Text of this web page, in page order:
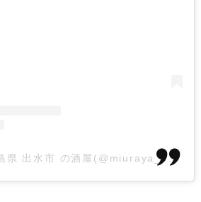
酒舗 三浦屋｜鹿児島県 出水市 の酒屋(@miuraya_syotyu)がシェアした投稿